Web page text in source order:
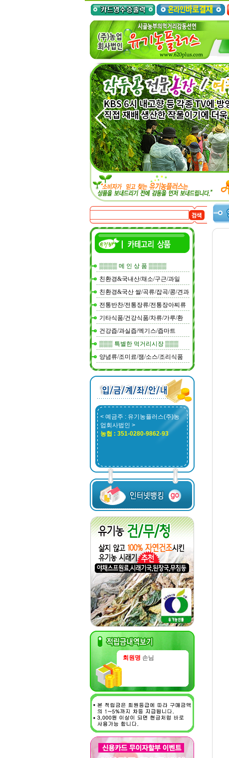
▒▒▒▒ 메 인 상 품 ▒▒▒▒
친환경&국내산/채소/구근/과일
친환경&국산 쌀/곡류/잡곡/콩/견과
전통반찬/전통장류/전통장아찌류
기타식품/건강식품/차류/가루/환
건강즙/과실즙/엑기스/즙마트
▒▒▒ 특별한 먹거리시장 ▒▒▒
양념류/조미료/잼/소스/조리식품
< 예금주 : 유기농플러스(주)농
업회사법인 >
농협 : 351-0280-9862-93
회원명 손님